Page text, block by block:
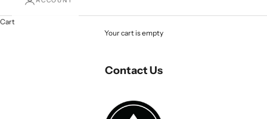
Cart
Your cart is empty
Contact Us